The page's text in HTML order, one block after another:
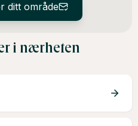
ditt område
i nærheten